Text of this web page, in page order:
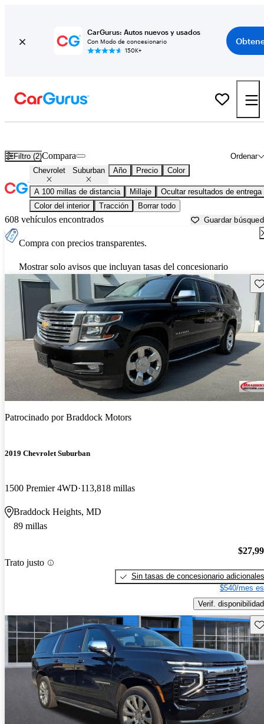
CarGurus: Autos nuevos y usados
Con Modo de concesionario
150K+
Filtro (2) Ordenar
Compara
Chevrolet Suburban Año Precio Color
A 100 millas de distancia Millaje
Ocultar resultados de entrega
Color del interior
Tracción Borrar todo
608 vehículos encontrados Guardar
Compra con precios transparentes.
Mostrar solo avisos que incluyan tasas del concesionario
Patrocinado porBraddock Motors
2019 Chevrolet Suburban
1500 Premier 4WD 113,818 millas
Braddock Heights, MD
89 millas
Trato justo
Sin tasas de concesionario adicionales
$540/mes
Verif. disponibilidad